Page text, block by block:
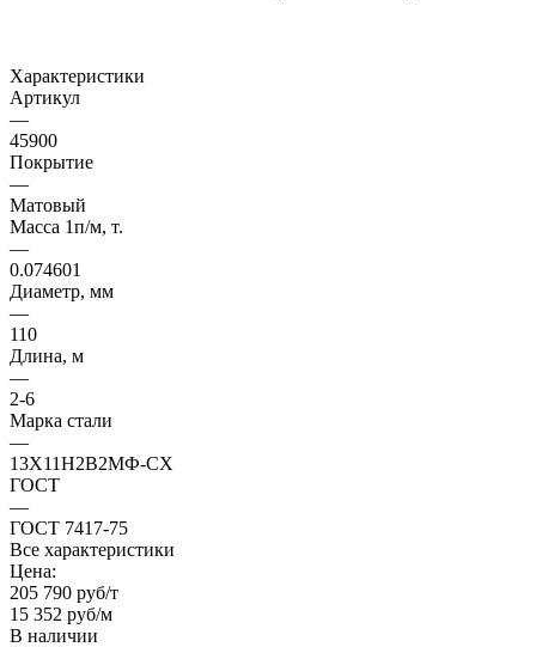
Характеристики
Артикул
—
45900
Покрытие
—
Матовый
Масса 1п/м, т.
—
0.074601
Диаметр, мм
—
110
Длина, м
—
2-6
Марка стали
—
13Х11Н2В2МФ-СХ
ГОСТ
—
ГОСТ 7417-75
Все характеристики
Цена:
205 790 руб/т
15 352 руб/м
В наличии